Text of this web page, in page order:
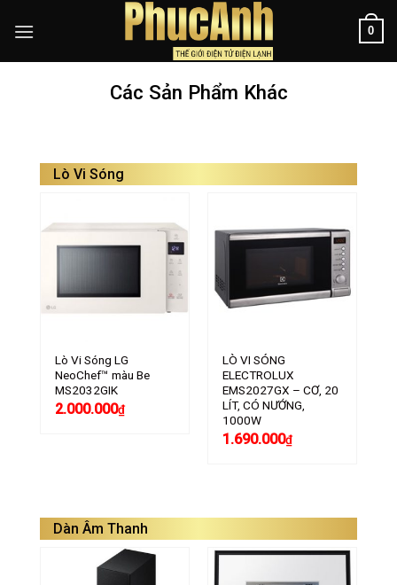
0
Các Sản Phẩm Khác
Lò Vi Sóng
Lò Vi Sóng LG
NeoChef™ màu Be
MS2032GIK
2.000.000₫
LÒ VI SÓNG
ELECTROLUX
EMS2027GX – CƠ, 20
LÍT, CÓ NƯỚNG,
1000W
1.690.000₫
Dàn Âm Thanh